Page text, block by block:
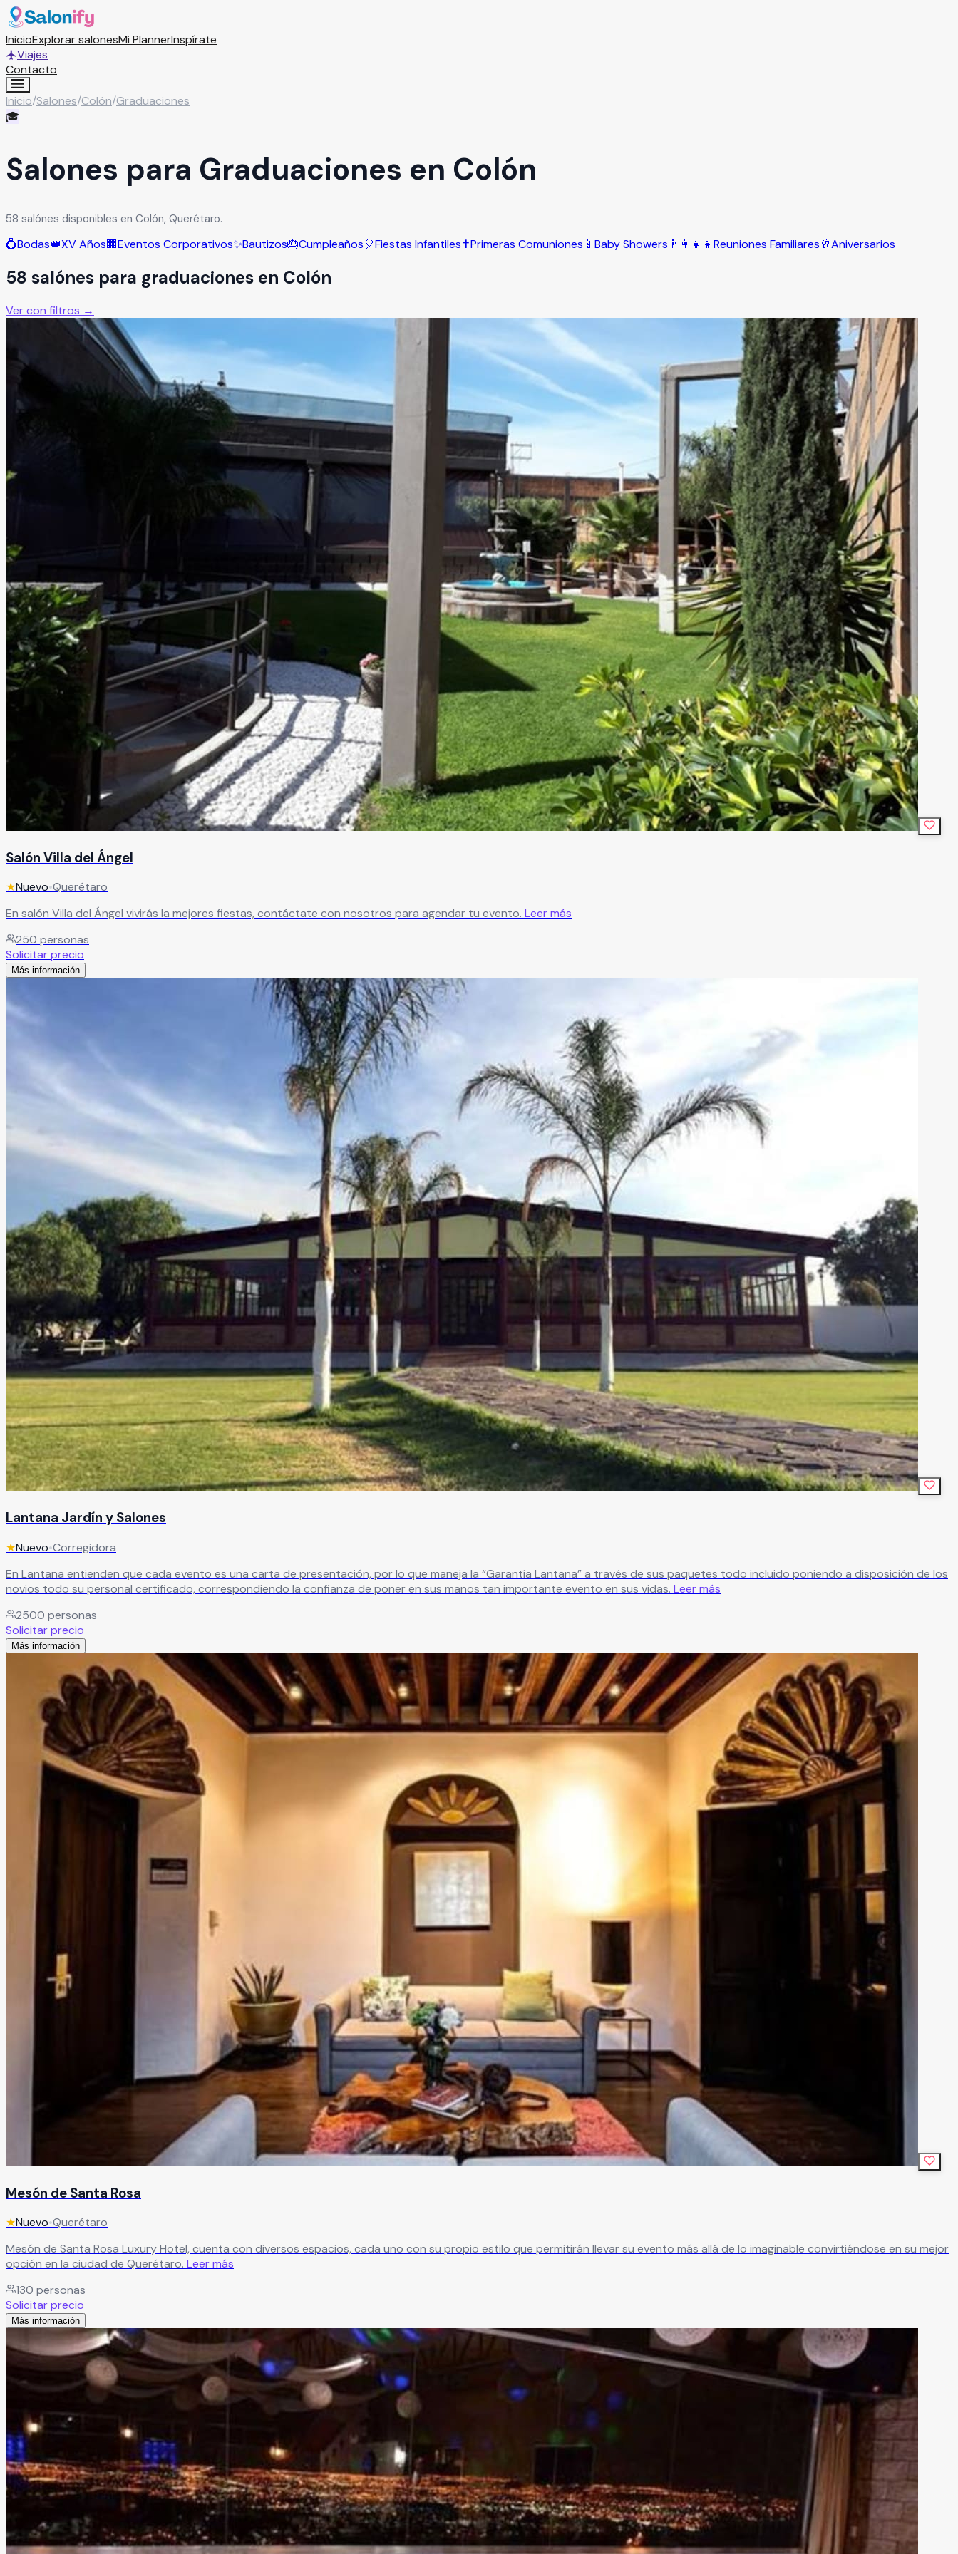
InicioExplorar salonesMi PlannerInspírate
Viajes
Contacto
Inicio/Salones/Colón/Graduaciones
🎓
Salones para Graduaciones en Colón
58 salónes disponibles en Colón, Querétaro.
💍Bodas👑XV Años🏢Eventos Corporativos✨Bautizos🎂Cumpleaños🎈Fiestas Infantiles✝️Primeras Comuniones 🍼 Baby Showers 👨‍👩‍👧‍👦 Reuniones Familiares🥂Aniversarios
58 salónes para graduaciones en Colón
Ver con filtros →
Salón Villa del Ángel
★Nuevo•Querétaro
En salón Villa del Ángel vivirás la mejores fiestas, contáctate con nosotros para agendar tu evento. Leer más
250 personas
Solicitar precio
Más información
Lantana Jardín y Salones
★Nuevo•Corregidora
En Lantana entienden que cada evento es una carta de presentación, por lo que maneja la “Garantía Lantana” a través de sus paquetes todo incluido poniendo a disposición de los
novios todo su personal certificado, correspondiendo la confianza de poner en sus manos tan importante evento en sus vidas. Leer más
2500 personas
Solicitar precio
Más información
Mesón de Santa Rosa
★Nuevo•Querétaro
Mesón de Santa Rosa Luxury Hotel, cuenta con diversos espacios, cada uno con su propio estilo que permitirán llevar su evento más allá de lo imaginable convirtiéndose en su mejor
opción en la ciudad de Querétaro. Leer más
130 personas
Solicitar precio
Más información